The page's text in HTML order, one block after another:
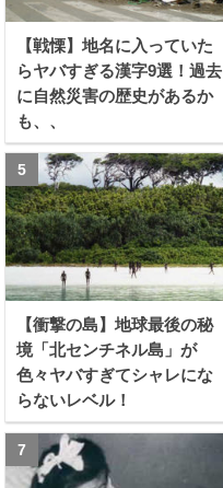
【戦慄】地名に入っていた
らヤバすぎる漢字9選！過去
に自然災害の歴史があるか
も、、
【衝撃の島】地球最後の秘
境「北センチネル島」が
色々ヤバすぎてシャレにな
らないレベル！